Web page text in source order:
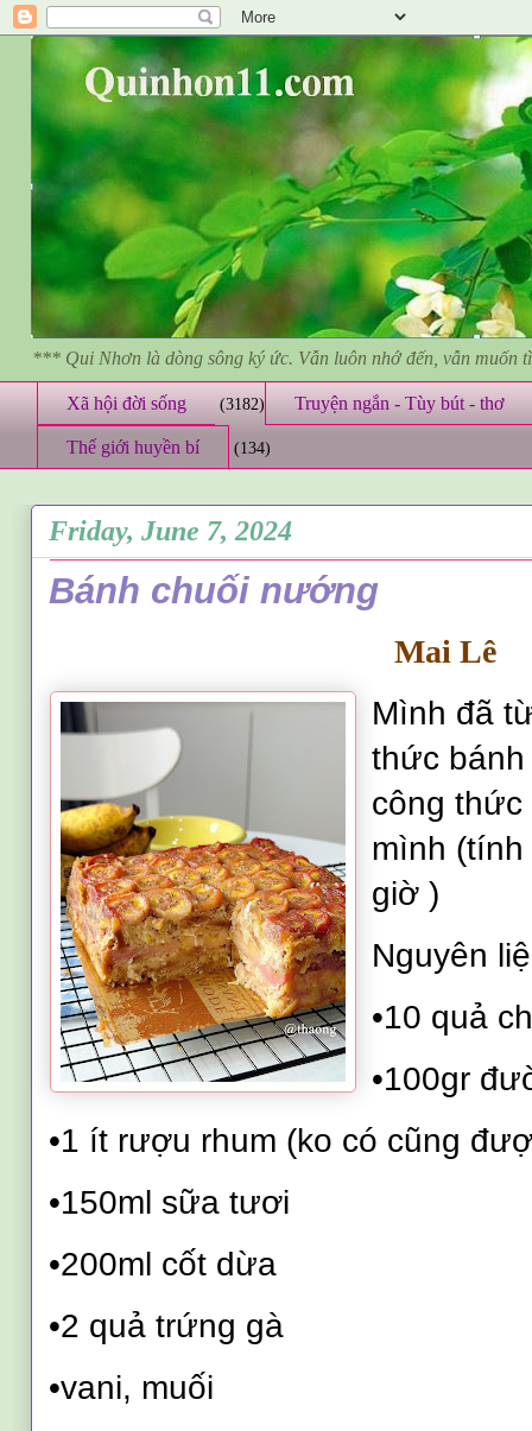
*** Qui Nhơn là dòng sông ký ức. Vẫn luôn nhớ đến, vẫn muốn
Xã hội đời sống (3182) Truyện ngắn - Tùy bút - thơ
Thế giới huyền bí (134)
Friday, June 7, 2024
Bánh chuối nướng
Mai Lê
Mình đã
thức
công thức
mình
giờ )
Nguyên
•10 quả
•100gr
•1 ít rượu rhum (ko có cũng
•150ml sữa tươi
•200ml cốt dừa
•2 quả trứng gà
•vani, muối